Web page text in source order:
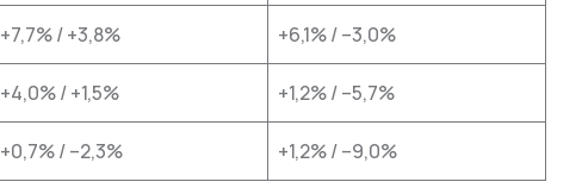
+7,7% / +3,8% +6,1% / –3,0%
+4,0% / +1,5% +1,2% / –5,7%
+0,7% / –2,3% +1,2% / –9,0%